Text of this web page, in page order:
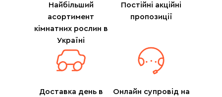
Найбільший
асортимент
кімнатних рослин в
Україні
Постійні акційні
пропозиції
Доставка день в
Онлайн супровід на